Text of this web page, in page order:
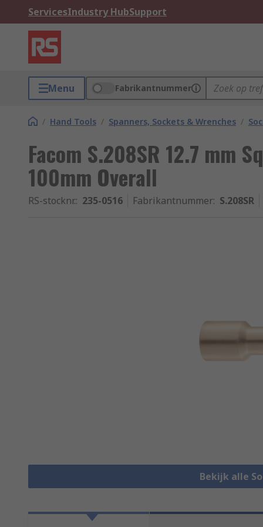
ServicesIndustry HubSupport
Menu Fabrikantnummer
/ Hand Tools / Spanners, Sockets & Wrenches /
Facom S.208SR 12.7 mm
100mm Overall
RS-stocknr.: 235-0516 Fabrikantnummer: S.208SR
Bekijk alle